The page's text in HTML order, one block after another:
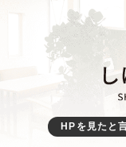
HPを見たと